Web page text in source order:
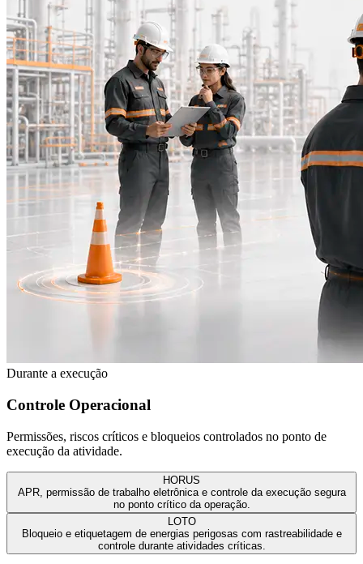
Durante a execução
Controle Operacional
Permissões, riscos críticos e bloqueios controlados no ponto de
execução da atividade.
HORUS
APR, permissão de trabalho eletrônica e controle da execução segura
no ponto crítico da operação.
LOTO
Bloqueio e etiquetagem de energias perigosas com rastreabilidade e
controle durante atividades críticas.